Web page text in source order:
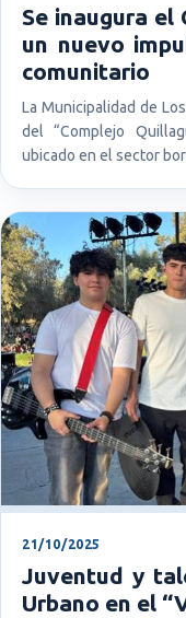
Se inaugura el
un nuevo
comunitario
La Municipalidad de
del “Complejo
ubicado en el sector
21/10/2025
Juventud y
Urbano en el